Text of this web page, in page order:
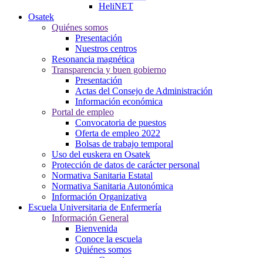
HeliNET
Osatek
Quiénes somos
Presentación
Nuestros centros
Resonancia magnética
Transparencia y buen gobierno
Presentación
Actas del Consejo de Administración
Información económica
Portal de empleo
Convocatoria de puestos
Oferta de empleo 2022
Bolsas de trabajo temporal
Uso del euskera en Osatek
Protección de datos de carácter personal
Normativa Sanitaria Estatal
Normativa Sanitaria Autonómica
Información Organizativa
Escuela Universitaria de Enfermería
Información General
Bienvenida
Conoce la escuela
Quiénes somos